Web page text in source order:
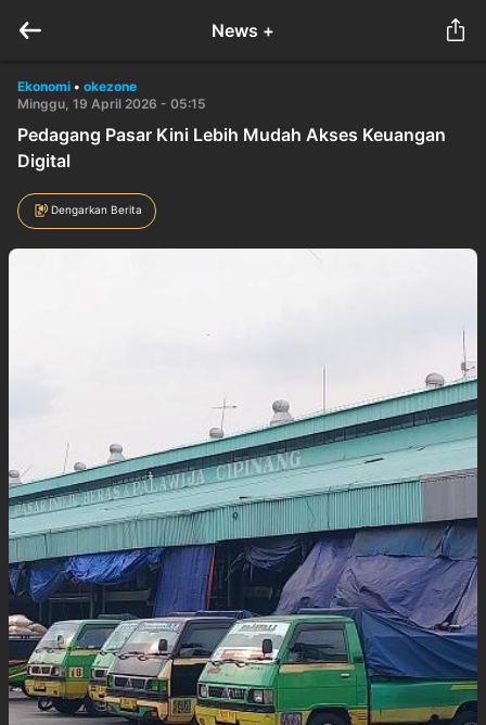
News +
Ekonomi • okezone
Minggu, 19 April 2026 - 05:15
Pedagang Pasar Kini Lebih Mudah Akses Keuangan
Digital
Dengarkan Berita